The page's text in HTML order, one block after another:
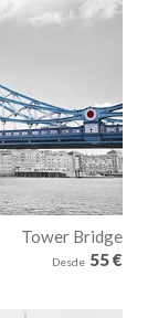
Tower Bridge
Desde 55 €